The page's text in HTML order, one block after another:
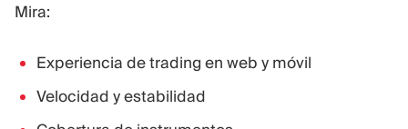
Mira:
Experiencia de trading en web y móvil
Velocidad y estabilidad